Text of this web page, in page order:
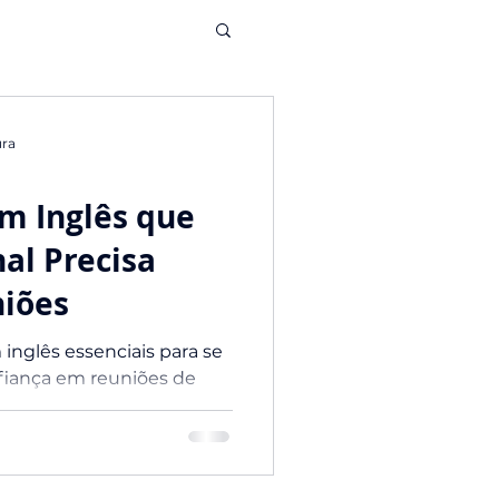
Inglês que
Precisa
essenciais para se
em reuniões de